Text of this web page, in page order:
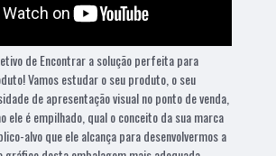
de Encontrar a solução perfeita para
Vamos estudar o seu produto, o seu
de apresentação visual no ponto de venda,
ele é empilhado, qual o conceito da sua marca
alvo que ele alcança para desenvolvermos a